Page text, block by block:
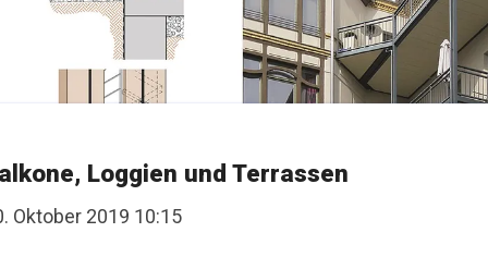
Loggien und Terrassen
Oktober 2019 10:15